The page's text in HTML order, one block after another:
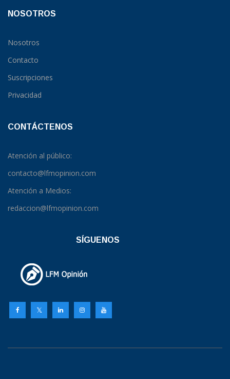
NOSOTROS
Nosotros
Contacto
Suscripciones
Privacidad
CONTÁCTENOS
Atención al público:
contacto@lfmopinion.com
Atención a Medios:
redaccion@lfmopinion.com
SÍGUENOS